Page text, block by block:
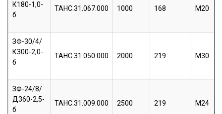
К180-1,0-
б
ТАНС.31.067.000 1000 168 М20
ЗФ-30/4/
К300-2,0-
б
ТАНС.31.050.000 2000 219 М30
ЗФ-24/8/
Д360-2,5-
б
ТАНС.31.009.000 2500 219 М24